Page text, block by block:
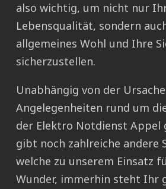
also wichtig, um nicht nur
Lebensqualität, sondern
allgemeines Wohl und Ihre
sicherzustellen.
Unabhängig von der
Angelegenheiten rund um
der Elektro Notdienst Appel
gibt noch zahlreiche andere
welche zu unserem Einsatz
Wunder, immerhin steht Ihr